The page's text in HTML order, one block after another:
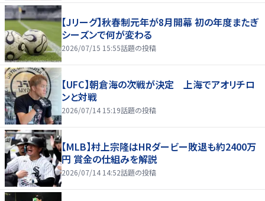
【Jリーグ】秋春制元年が8月開幕 初の年度またぎ
シーズンで何が変わる
2026/07/15 15:55話題の投稿
【UFC】朝倉海の次戦が決定 上海でアオリチロ
ンと対戦
2026/07/14 15:19話題の投稿
【MLB】村上宗隆はHRダービー敗退も約2400万
円 賞金の仕組みを解説
2026/07/14 14:52話題の投稿